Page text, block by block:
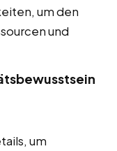
um den
und
um